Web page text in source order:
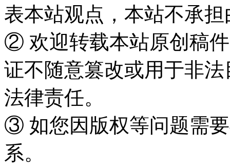
表本站观点，本站不承
② 欢迎转载本站原创稿
证不随意篡改或用于非
法律责任。
③ 如您因版权等问题需
系。